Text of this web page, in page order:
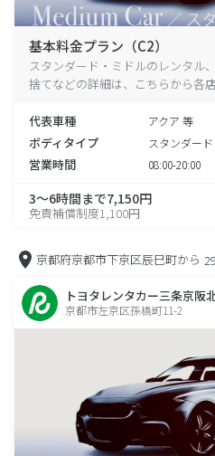
基本料金プラン（C2）
スタンダード・ミドルのレンタル
捨てなどの詳細は、こちらから各
代表車種 アクア 等
ボディタイプ スタンダー
営業時間 08:00-20:00
3～6時間まで7,150円
免責補償制度1,100円
京都府京都市下京区辰巳町から
トヨタレンタカー三条京阪
京都市左京区孫橋町11-2